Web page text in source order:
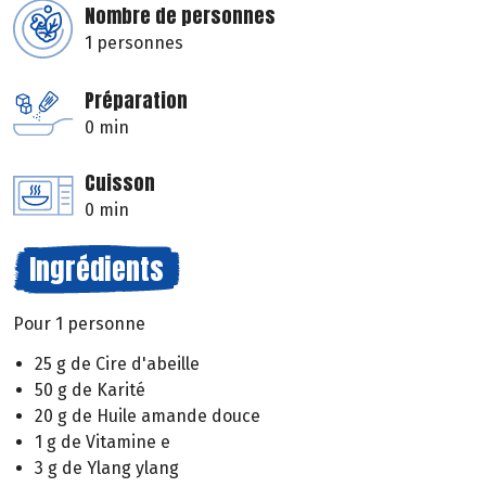
Nombre de personnes
1 personnes
Préparation
0 min
Cuisson
0 min
Ingrédients
Pour 1 personne
25 g de Cire d'abeille
50 g de Karité
20 g de Huile amande douce
1 g de Vitamine e
3 g de Ylang ylang